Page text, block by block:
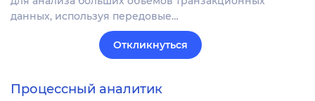
данных, используя передовые…
Откликнуться
Процессный аналитик